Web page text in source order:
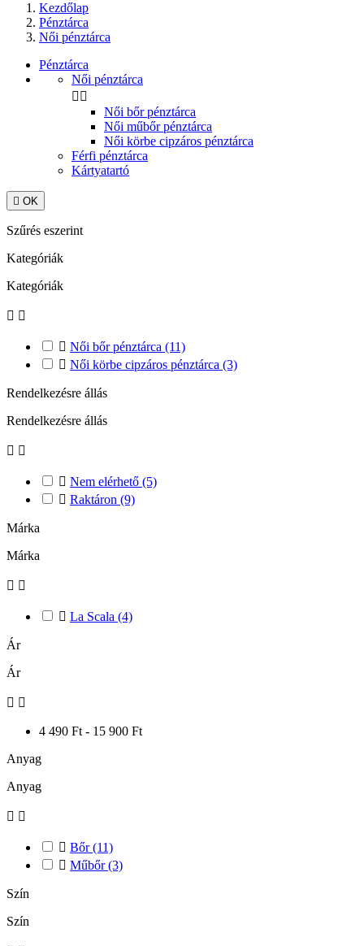
Kezdőlap
Pénztárca
Női pénztárca
Pénztárca
Női pénztárca
 
Női bőr pénztárca
Női műbőr pénztárca
Női körbe cipzáros pénztárca
Férfi pénztárca
Kártyatartó
 OK
Szűrés eszerint
Kategóriák
Kategóriák
 
 Női bőr pénztárca (11)
 Női körbe cipzáros pénztárca (3)
Rendelkezésre állás
Rendelkezésre állás
 
 Nem elérhető (5)
 Raktáron (9)
Márka
Márka
 
 La Scala (4)
Ár
Ár
 
4 490 Ft - 15 900 Ft
Anyag
Anyag
 
 Bőr(11)
 Műbőr(3)
Szín
Szín